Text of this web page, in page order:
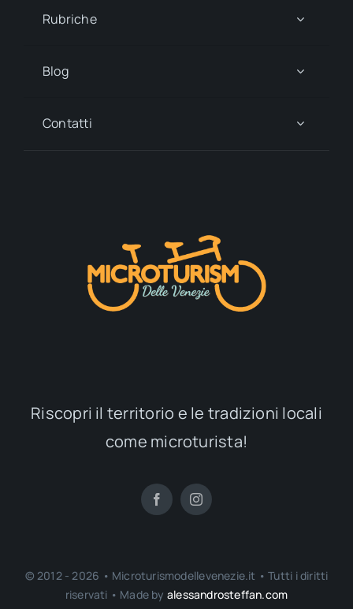
Rubriche
Blog
Contatti
Riscopri il territorio e le tradizioni locali
come microturista!
© 2012 - 2026 • Microturismodellevenezie.it • Tutti i diritti
riservati • Made by alessandrosteffan.com